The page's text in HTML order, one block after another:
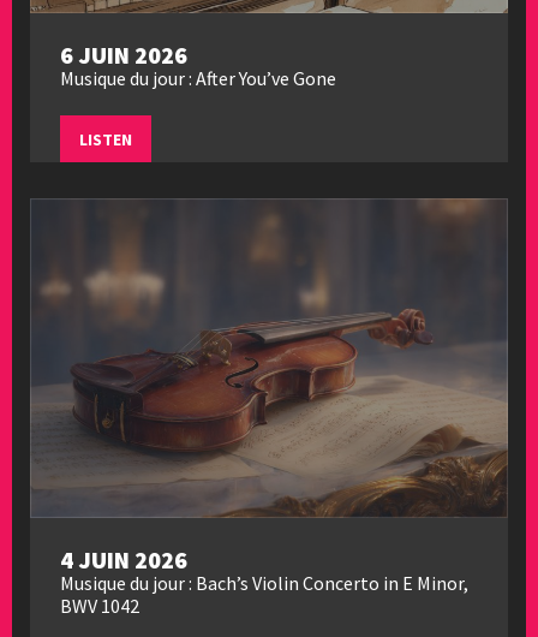
6 JUIN 2026
Musique du jour : After You’ve Gone
LISTEN
4 JUIN 2026
Musique du jour : Bach’s Violin Concerto in E Minor,
BWV 1042